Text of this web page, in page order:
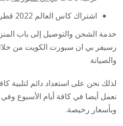
اشتراك كاس العالم 2022 قطر .
خدمة الشحن والتوصيل إلى باب
رسيفر بي ان سبورت الكويت من
والصيانة
لذلك نحن على استعداد دائم لتلبية
نعمل أيضا في كافة أيام الأسبوع وفي
وبأسعار رخيصة.